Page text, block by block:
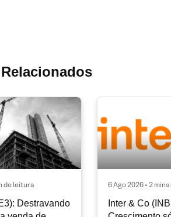
de leitura
Destravando
6 Ago 2026 • 2
Inter & Co